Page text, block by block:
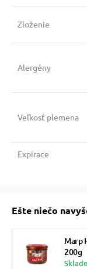
Zloženie
Alergény
Veľkosť plemena
Expirace
Ešte niečo
Marp
200g